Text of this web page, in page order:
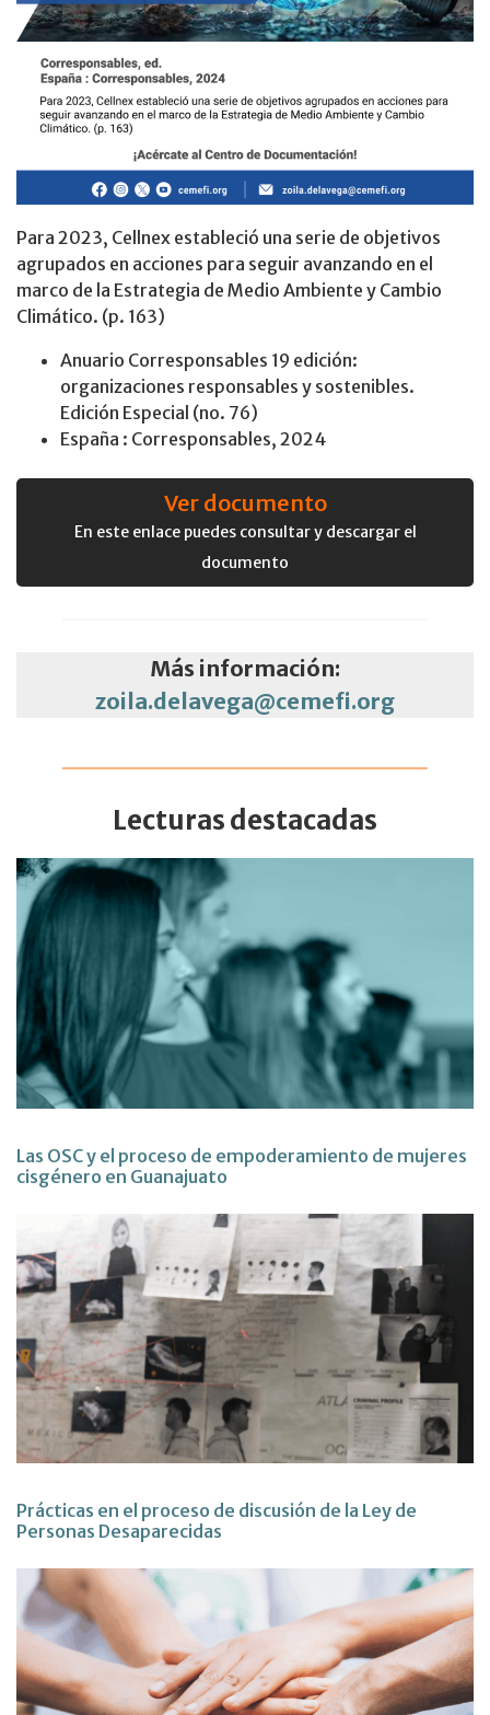
Para 2023, Cellnex estableció una serie de objetivos
agrupados en acciones para seguir avanzando en el
marco de la Estrategia de Medio Ambiente y Cambio
Climático. (p. 163)
Anuario Corresponsables 19 edición:
organizaciones responsables y sostenibles.
Edición Especial (no. 76)
España : Corresponsables, 2024
Ver documento
En este enlace puedes consultar y descargar el
documento
Más información:
zoila.delavega@cemefi.org
Lecturas destacadas
Las OSC y el proceso de empoderamiento de mujeres
cisgénero en Guanajuato
Prácticas en el proceso de discusión de la Ley de
Personas Desaparecidas